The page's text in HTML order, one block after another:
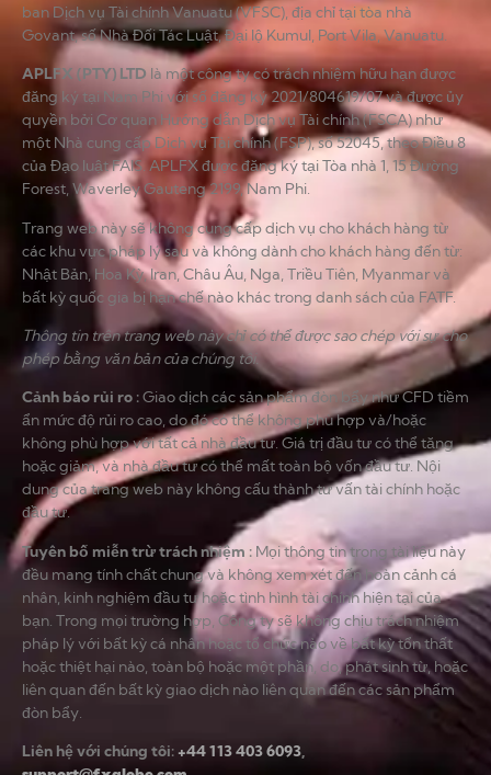
ban Dịch vụ Tài chính Vanuatu (VFSC), địa chỉ tại tòa nhà
Govant, số Nhà Đối Tác Luật, Đại lộ Kumul, Port Vila, Vanuatu.
APLFX (PTY) LTD là một công ty có trách nhiệm hữu hạn được
đăng ký tại Nam Phi với số đăng ký 2021/804619/07 và được ủy
quyền bởi Cơ quan Hướng dẫn Dịch vụ Tài chính (FSCA) như
một Nhà cung cấp Dịch vụ Tài chính (FSP), số 52045, theo Điều 8
của Đạo luật FAIS. APLFX được đăng ký tại Tòa nhà 1, 15 Đường
Forest, Waverley Gauteng 2199, Nam Phi.
Trang web này sẽ không cung cấp dịch vụ cho khách hàng từ
các khu vực pháp lý sau và không dành cho khách hàng đến từ:
Nhật Bản, Hoa Kỳ, Iran, Châu Âu, Nga, Triều Tiên, Myanmar và
bất kỳ quốc gia bị hạn chế nào khác trong danh sách của FATF.
Thông tin trên trang web này chỉ có thể được sao chép với sự cho
phép bằng văn bản của chúng tôi.
Cảnh báo rủi ro :Giao dịch các sản phẩm đòn bẩy như CFD tiềm
ẩn mức độ rủi ro cao, do đó có thể không phù hợp và/hoặc
không phù hợp với tất cả nhà đầu tư. Giá trị đầu tư có thể tăng
hoặc giảm, và nhà đầu tư có thể mất toàn bộ vốn đầu tư. Nội
dung của trang web này không cấu thành tư vấn tài chính hoặc
đầu tư.
Tuyên bố miễn trừ trách nhiệm : Mọi thông tin trong tài liệu này
đều mang tính chất chung và không xem xét đến hoàn cảnh cá
nhân, kinh nghiệm đầu tư hoặc tình hình tài chính hiện tại của
bạn. Trong mọi trường hợp, Công ty sẽ không chịu trách nhiệm
pháp lý với bất kỳ cá nhân hoặc tổ chức nào về bất kỳ tổn thất
hoặc thiệt hại nào, toàn bộ hoặc một phần, do, phát sinh từ, hoặc
liên quan đến bất kỳ giao dịch nào liên quan đến các sản phẩm
đòn bẩy.
Liên hệ với chúng tôi:+44 113 403 6093,